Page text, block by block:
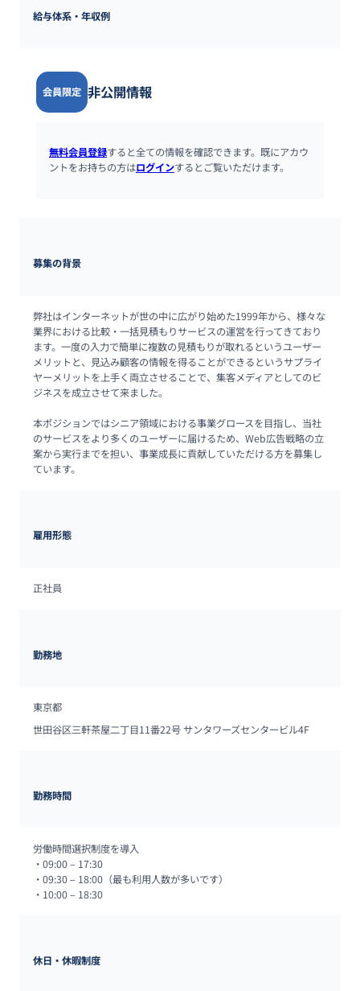
給与体系・年収例
会員限定 非公開情報
無料会員登録すると全ての情報を確認できます。既にアカウ
ントをお持ちの方はログインするとご覧いただけます。
募集の背景
弊社はインターネットが世の中に広がり始めた1999年から、様々な
業界における比較・一括見積もりサービスの運営を行ってきており
ます。一度の入力で簡単に複数の見積もりが取れるというユーザー
メリットと、見込み顧客の情報を得ることができるというサプライ
ヤーメリットを上手く両立させることで、集客メディアとしてのビ
ジネスを成立させて来ました。
本ポジションではシニア領域における事業グロースを目指し、当社
のサービスをより多くのユーザーに届けるため、Web広告戦略の立
案から実行までを担い、事業成長に貢献していただける方を募集し
ています。
雇用形態
正社員
勤務地
東京都
世田谷区三軒茶屋二丁目11番22号 サンタワーズセンタービル4F
勤務時間
労働時間選択制度を導入
・09:00 – 17:30
・09:30 – 18:00（最も利用人数が多いです）
・10:00 – 18:30
休日・休暇制度